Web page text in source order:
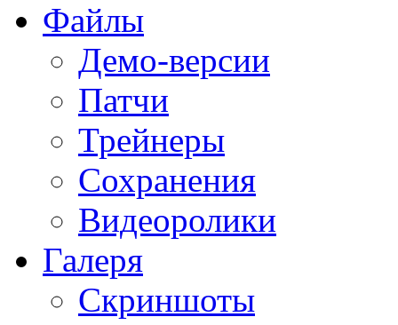
Файлы
Демо-версии
Патчи
Трейнеры
Сохранения
Видеоролики
Галеря
Скриншоты